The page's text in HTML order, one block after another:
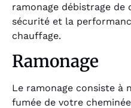
ramonage débistrage
sécurité et la
chauffage.
Ramonage
Le ramonage consiste à
fumée de votre